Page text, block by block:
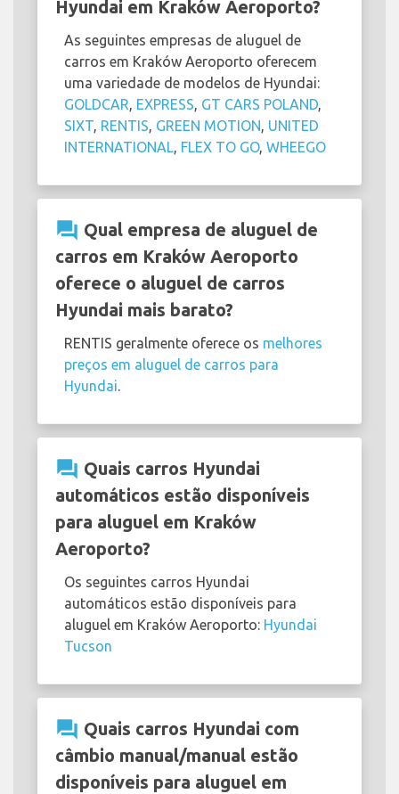
Hyundai em Kraków Aeroporto?
As seguintes empresas de aluguel de
carros em Kraków Aeroporto oferecem
uma variedade de modelos de Hyundai:
GOLDCAR EXPRESS GT CARS POLAND
SIXT RENTIS GREEN MOTION UNITED
INTERNATIONAL
FLEX TO GO, WHEEGO
question_answer Qual empresa de aluguel de
carros em Kraków Aeroporto
oferece o aluguel de carros
Hyundai mais barato?
RENTIS geralmente oferece os melhores
preços em aluguel de carros para
Hyundai
question_answer Quais carros Hyundai
automáticos estão disponíveis
para aluguel em Kraków
Aeroporto?
Os seguintes carros Hyundai
automáticos estão disponíveis para
aluguel em Kraków Aeroporto: Hyundai
Tucson
question_answer Quais carros Hyundai com
câmbio manual/manual estão
disponíveis para aluguel em